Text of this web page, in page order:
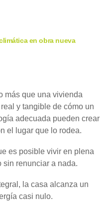
en obra nueva
más que una vivienda
y tangible de cómo un
adecuada pueden crear
el lugar que lo rodea.
es posible vivir en plena
sin renunciar a nada.
la casa alcanza un
casi nulo.